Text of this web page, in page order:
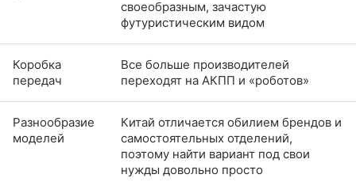
своеобразным, зачастую
футуристическим видом
Коробка
передач
Все больше производителей
переходят на АКПП и «роботов»
Разнообразие
моделей
Китай отличается обилием брендов и
самостоятельных отделений,
поэтому найти вариант под свои
нужды довольно просто